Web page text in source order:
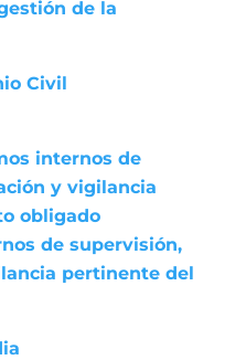
de la
Civil
internos de
y vigilancia
obligado
de supervisión,
pertinente del